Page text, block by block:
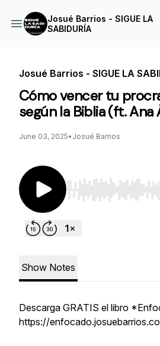
Josué Barrios - SIGUE LA
SABIDURÍA
Josué Barrios - SIGUE LA
Cómo vencer tu
según la Biblia (ft. Ana
June 03, 2025• Josué Barrios
Use Left/Right to
Show Notes
Descarga GRATIS el libro
https://